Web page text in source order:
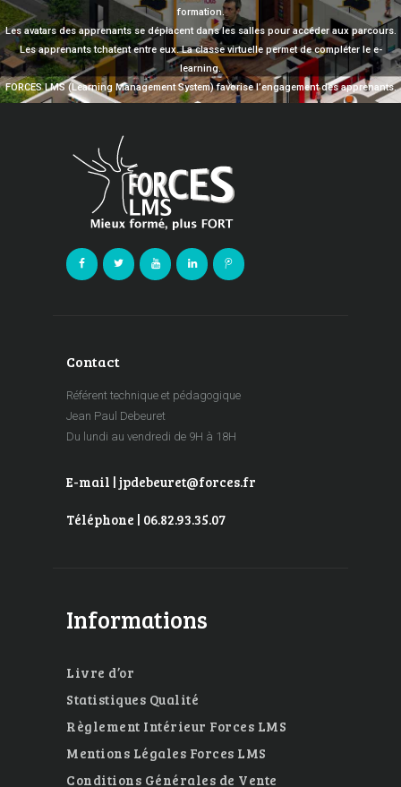
formation.
Les avatars des apprenants se déplacent dans les salles pour accéder aux parcours.
Les apprenants tchatent entre eux. La classe virtuelle permet de compléter le e-
learning.
FORCES LMS (Learning Management System) favorise l’engagement des apprenants.
Contact
Référent technique et pédagogique
Jean Paul Debeuret
Du lundi au vendredi de 9H à 18H
E-mail | jpdebeuret@forces.fr
Téléphone | 06.82.93.35.07
Informations
Livre d’or
Statistiques Qualité
Règlement Intérieur Forces LMS
Mentions Légales Forces LMS
Conditions Générales de Vente